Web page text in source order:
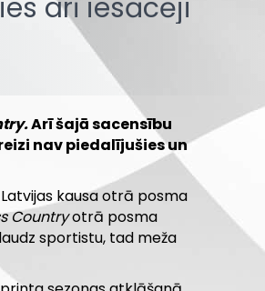
arī iesācēji
Arī šajā sacensību
nav piedalījušies un
kausa otrā posma
Countryotrā posma
sportistu, tad meža